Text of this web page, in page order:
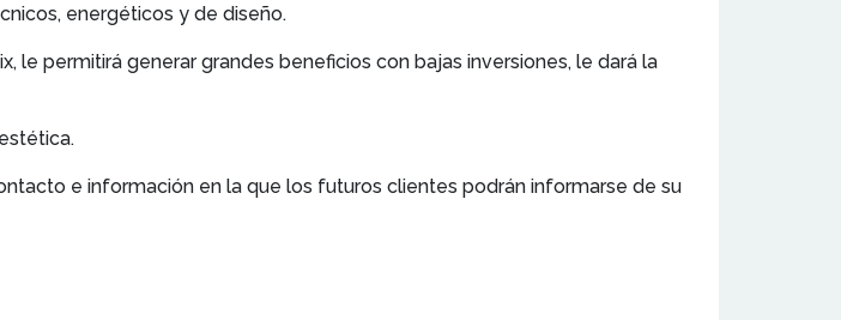
energéticos y de diseño.
le permitirá generar grandes beneficios con bajas inversiones, le dará la
e información en la que los futuros clientes podrán informarse de su